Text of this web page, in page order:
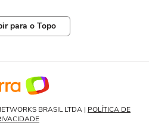
para o Topo
BRASIL LTDA | POLÍTICA DE